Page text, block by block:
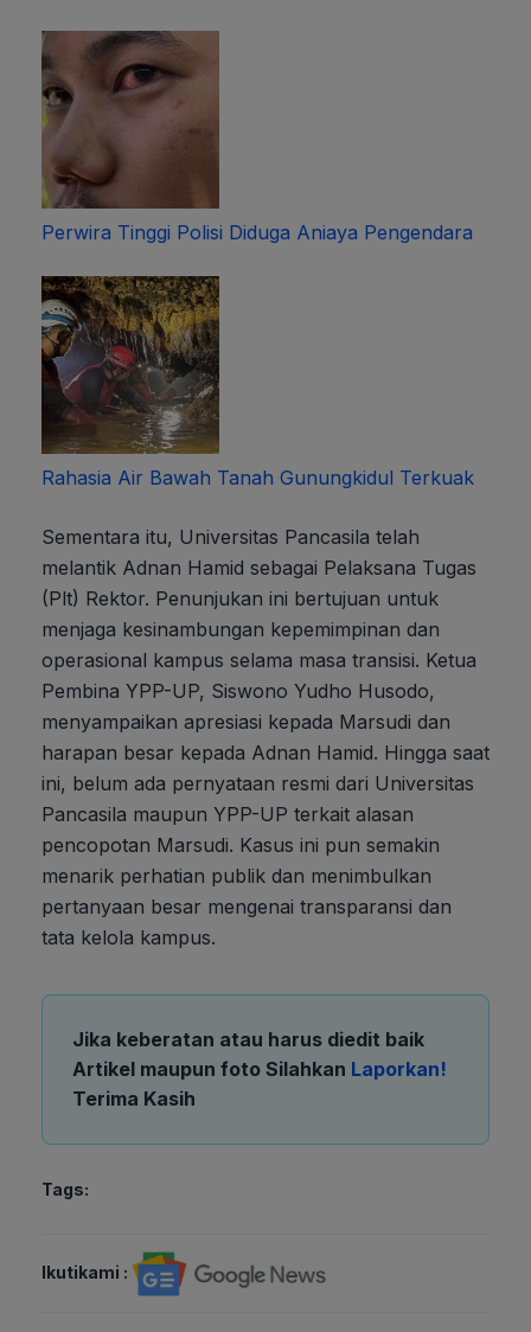
Perwira Tinggi Polisi Diduga Aniaya Pengendara
Rahasia Air Bawah Tanah Gunungkidul Terkuak
Sementara itu, Universitas Pancasila telah
melantik Adnan Hamid sebagai Pelaksana Tugas
(Plt) Rektor. Penunjukan ini bertujuan untuk
menjaga kesinambungan kepemimpinan dan
operasional kampus selama masa transisi. Ketua
Pembina YPP-UP, Siswono Yudho Husodo,
menyampaikan apresiasi kepada Marsudi dan
harapan besar kepada Adnan Hamid. Hingga saat
ini, belum ada pernyataan resmi dari Universitas
Pancasila maupun YPP-UP terkait alasan
pencopotan Marsudi. Kasus ini pun semakin
menarik perhatian publik dan menimbulkan
pertanyaan besar mengenai transparansi dan
tata kelola kampus.
Jika keberatan atau harus diedit baik
Artikel maupun foto Silahkan Laporkan!
Terima Kasih
Tags:
Ikutikami :